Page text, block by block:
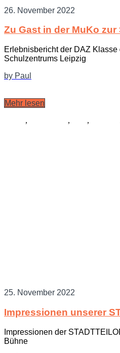
26. November 2022
Zu Gast in der MuKo
Erlebnisbericht der DAZ
Schulzentrums Leipzig
by Paul
Mehr lesen
, , ,
25. November 2022
Impressionen unserer
Impressionen der
Bühne